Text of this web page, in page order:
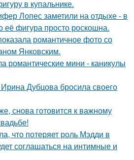
в купальнике.
Лопес заметили на отдыхе - в
её фигура просто роскошна.
романтичное фото со
Янковским.
романтические мини - каникулы
Дубцова бросила своего
снова готовится к важному
что потеряет роль Мэдди в
соглашаться на интимные и